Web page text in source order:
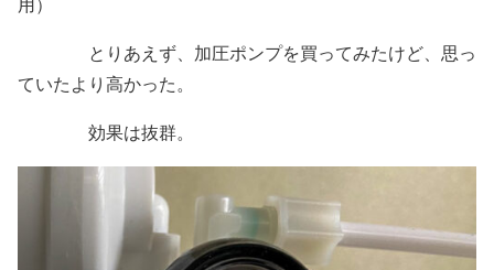
用）
とりあえず、加圧ポンプを買ってみたけど、思っ
ていたより高かった。
効果は抜群。